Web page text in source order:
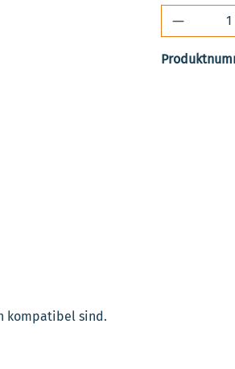
kompatibel sind.